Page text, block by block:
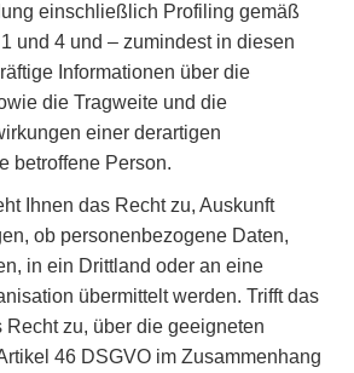
einschließlich Profiling gemäß
und 4 und – zumindest in diesen
Informationen über die
die Tragweite und die
einer derartigen
betroffene Person.
Ihnen das Recht zu, Auskunft
ob personenbezogene Daten,
in ein Drittland oder an eine
übermittelt werden. Trifft das
Recht zu, über die geeigneten
46 DSGVO im Zusammenhang